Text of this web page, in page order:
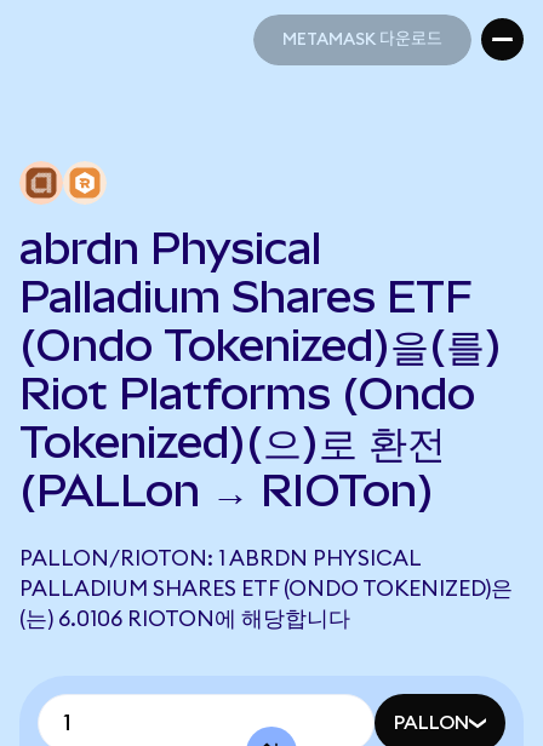
METAMASK 다운로드
abrdn Physical
Palladium Shares ETF
(Ondo Tokenized)을(를)
Riot Platforms (Ondo
Tokenized)(으)로 환전
(PALLon → RIOTon)
PALLON/RIOTON: 1 ABRDN PHYSICAL
PALLADIUM SHARES ETF (ONDO TOKENIZED)은
(는) 6.0106 RIOTON에 해당합니다
PALLON